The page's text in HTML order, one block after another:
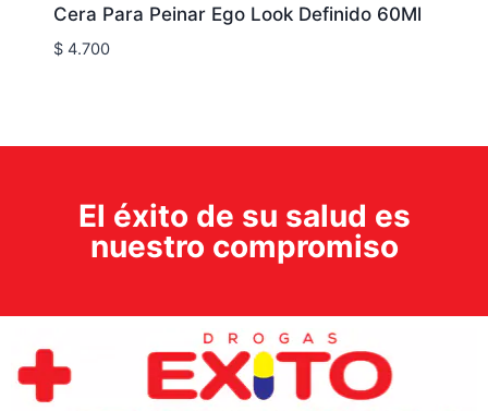
Cera Para Peinar Ego Look Definido 60Ml
$4.700
El éxito de su salud es
nuestro compromiso